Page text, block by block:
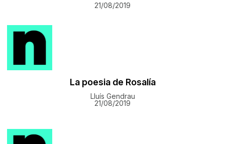
21/08/2019
La poesia de Rosalía
Lluís Gendrau
21/08/2019